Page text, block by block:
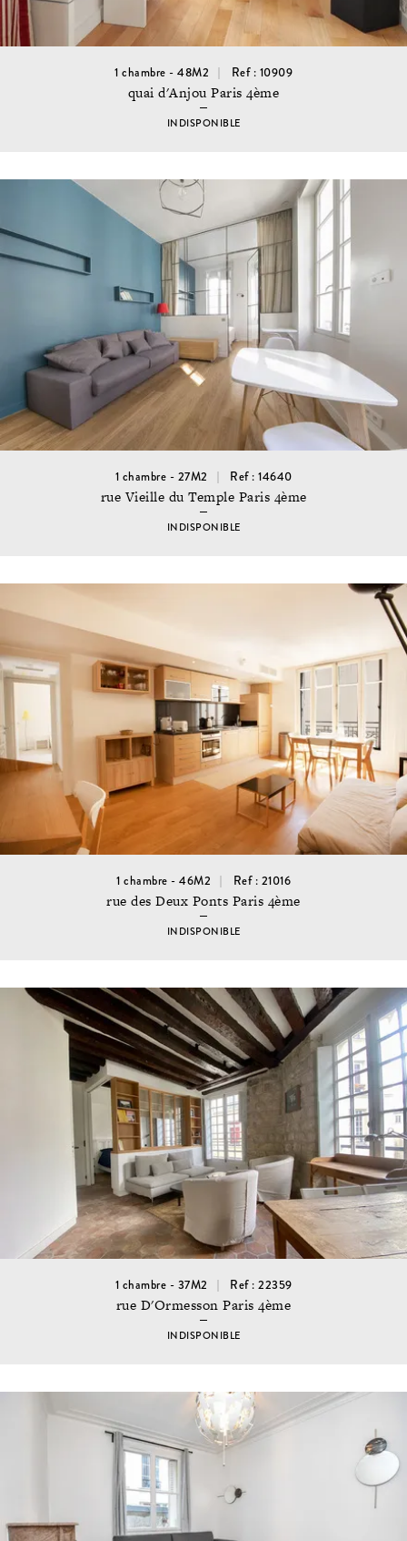
1 chambre - 48M2 Ref : 10909
quai d'Anjou Paris 4ème
INDISPONIBLE
1 chambre - 27M2 Ref : 14640
rue Vieille du Temple Paris 4ème
INDISPONIBLE
1 chambre - 46M2 Ref : 21016
rue des Deux Ponts Paris 4ème
INDISPONIBLE
1 chambre - 37M2 Ref : 22359
rue D'Ormesson Paris 4ème
INDISPONIBLE